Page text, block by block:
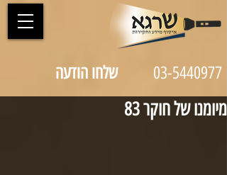
03-5440977 שלחו הודעה
מיומנו של חוקר 83